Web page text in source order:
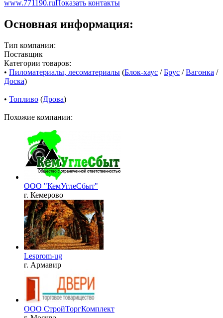
www.771190.ruПоказать контакты
Основная информация:
Тип компании:
Поставщик
Категории товаров:
• Пиломатериалы, лесоматериалы (Блок-хаус /Брус /Вагонка /
Доска)
• Топливо (Дрова)
Похожие компании:
ООО "КемУглеСбыт"
г. Кемерово
Lesprom-ug
г. Армавир
ООО СтройТоргКомплект